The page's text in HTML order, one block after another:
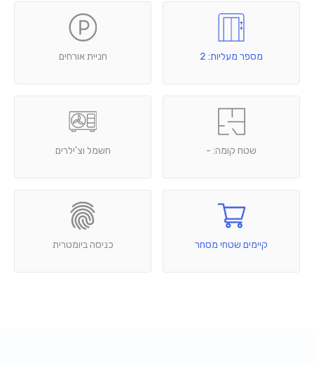
מספר מעליות: 2 חניית אורחים
שטח קומה: - חשמל וצ'ילרים
קיימים שטחי מסחר כניסה ביומטרית